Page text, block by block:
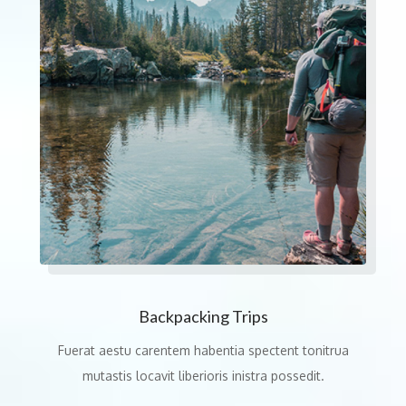
Backpacking Trips
Fuerat aestu carentem habentia spectent tonitrua
mutastis locavit liberioris inistra possedit.